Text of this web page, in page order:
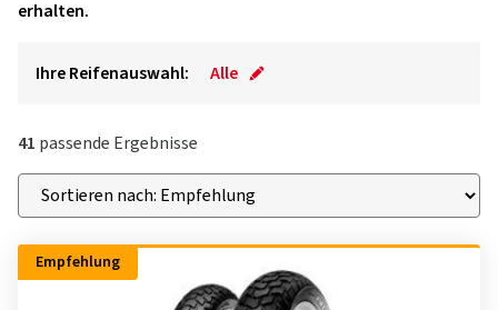
erhalten.
Ihre Reifenauswahl: Alle
41 passende Ergebnisse
Empfehlung